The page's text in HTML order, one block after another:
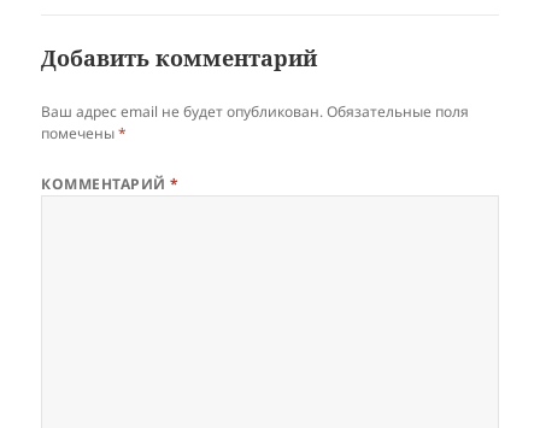
Добавить комментарий
Ваш адрес email не будет опубликован. Обязательные поля
помечены*
КОММЕНТАРИЙ*